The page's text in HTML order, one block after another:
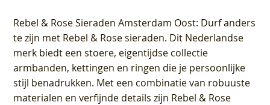
Rebel & Rose Sieraden Amsterdam Oost: Durf anders
te zijn met Rebel & Rose sieraden. Dit Nederlandse
merk biedt een stoere, eigentijdse collectie
armbanden, kettingen en ringen die je persoonlijke
stijl benadrukken. Met een combinatie van robuuste
materialen en verfijnde details zijn Rebel & Rose